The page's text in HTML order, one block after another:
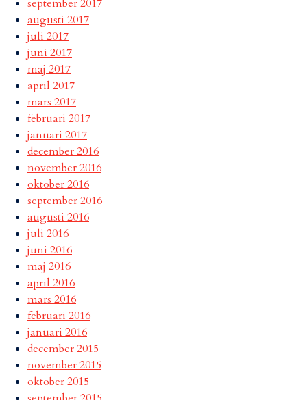
september 2017
augusti 2017
juli 2017
juni 2017
maj 2017
april 2017
mars 2017
februari 2017
januari 2017
december 2016
november 2016
oktober 2016
september 2016
augusti 2016
juli 2016
juni 2016
maj 2016
april 2016
mars 2016
februari 2016
januari 2016
december 2015
november 2015
oktober 2015